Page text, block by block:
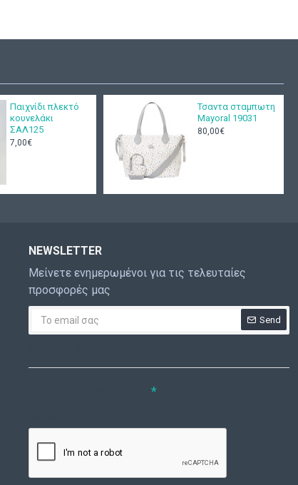
Παιχνίδι πλεκτό
κουνελάκι
ΣΑΛ125
7,00€
Τσαντα σταμπωτη
Mayoral 19031
80,00€
NEWSLETTER
Μείνετε ενημερωμένοι για τις τελευταίες
προσφορές μας
Send